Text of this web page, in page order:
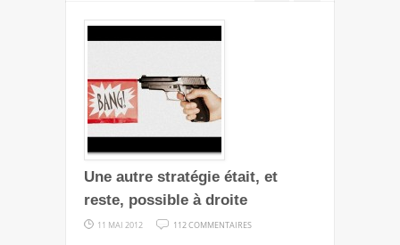
Une autre stratégie était, et
reste, possible à droite
11 MAI 2012 112 COMMENTAIRES